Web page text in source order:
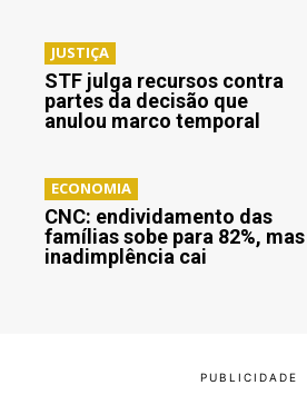
JUSTIÇA
STF julga recursos contra
partes da decisão que
anulou marco temporal
ECONOMIA
CNC: endividamento das
famílias sobe para 82%, mas
inadimplência cai